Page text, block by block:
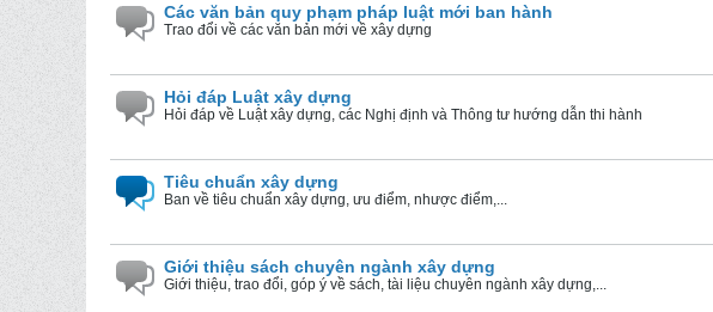
Các văn bản quy phạm pháp luật mới ban hành
Trao đổi về các văn bản mới về xây dựng
Hỏi đáp Luật xây dựng
Hỏi đáp về Luật xây dựng, các Nghị định và Thông tư hướng dẫn thi hành
Tiêu chuẩn xây dựng
Ban về tiêu chuẩn xây dựng, ưu điểm, nhược điểm,...
Giới thiệu sách chuyên ngành xây dựng
Giới thiệu, trao đổi, góp ý về sách, tài liệu chuyên ngành xây dựng,...